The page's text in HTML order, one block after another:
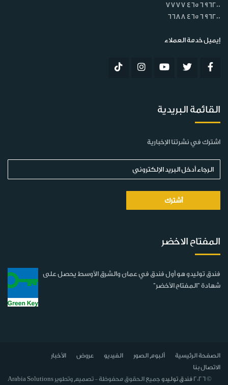
7777 465 6 96200
6688 465 6 96200
إيميل خدمة العملاء
القائمة البريدية
اشترك في نشرتنا الإخبارية
المفتاح الاخضر
فندق توليدو هو أول فندق في عمان والشرق الأوسط يحصل على
شهادة "المفتاح الأخضر"
الصفحة الرئيسية ألبوم الصور الفيديو عروض
الأخبار
الاتصال بنا
© 2026
فندق توليدو جميع الحقوق محفوظة - تصميم وتطوير Arabia Solutions